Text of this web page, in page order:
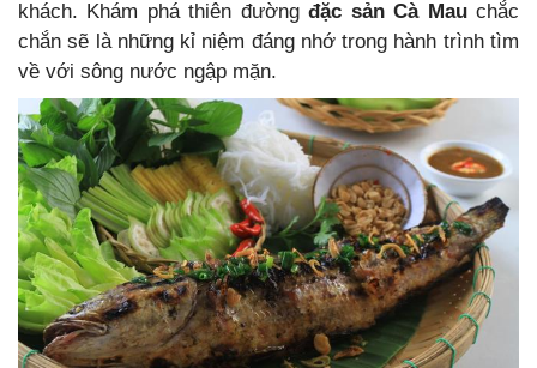
khách. Khám phá thiên đườngđặc sản Cà Mauchắc
chắn sẽ là những kỉ niệm đáng nhớ trong hành trình tìm
về với sông nước ngập mặn.